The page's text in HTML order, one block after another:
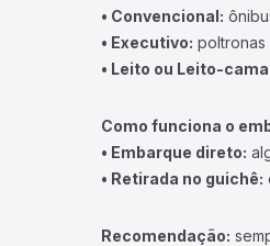
• Convencional:
• Executivo: poltronas
• Leito ou Leito-
Como funciona o
• Embarque direto:
• Retirada no guichê:
Recomendação: